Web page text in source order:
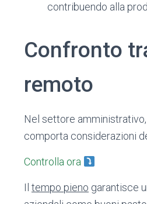
contribuendo alla
Confronto
remoto
Nel settore
comporta considerazioni
Controlla ora
Il tempo pieno garantisce